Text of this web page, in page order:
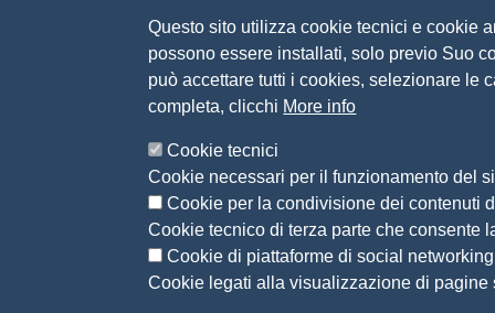
Via Pomba, 23 - 10123 Torino
Tel. 011.5669201
P.I. 05443890016
C.F. 80091380016
Mail:segreteria@pie.camcom.it
PEC:
segreteriaunioncamerepiemo
nte@legalmail.it
Bandi
Menù privacyAccesso riservato
Questo sito utilizza cookie tecnici e cookie
possono essere installati, solo previo Suo
può accettare tutti i cookies, selezionare le
completa, clicchi More info
Cookie tecnici
Cookie necessari per il funzionamento del
Cookie per la condivisione dei contenuti
Cookie tecnico di terza parte che consente
Cookie di piattaforme di social networking
Cookie legati alla visualizzazione di